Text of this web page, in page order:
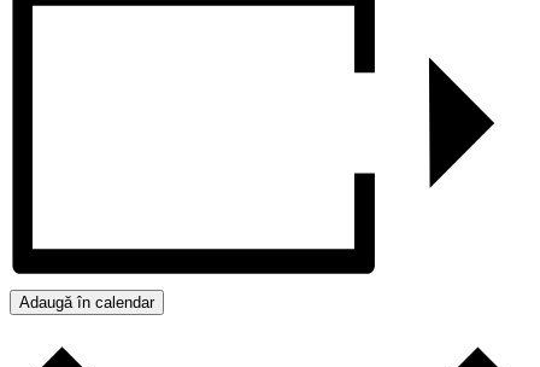
Adaugă în calendar